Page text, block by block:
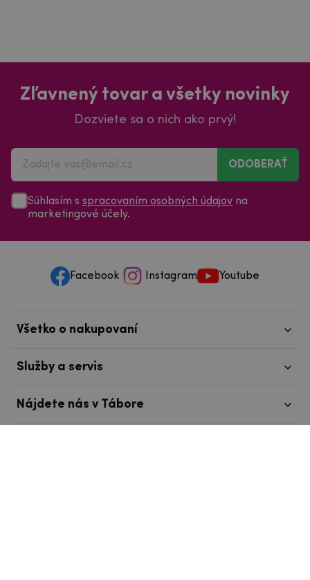
Zľavnený tovar a všetky novinky
Dozviete sa o nich ako prvý!
ODOBERAŤ
Súhlasím s spracovaním osobných údajov na
marketingové účely.
Facebook Instagram Youtube
Všetko o nakupovaní
Služby a servis
Nájdete nás v Tábore